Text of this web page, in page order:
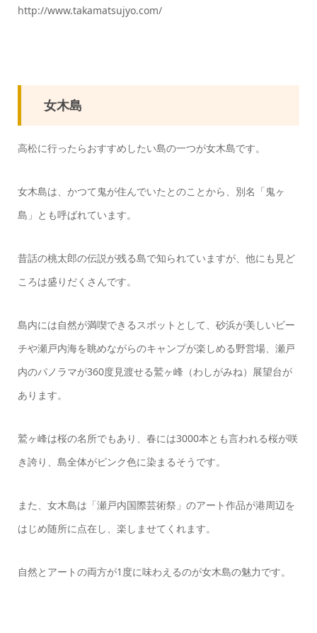
http://www.takamatsujyo.com/
女木島
高松に行ったらおすすめしたい島の一つが女木島です。
女木島は、かつて鬼が住んでいたとのことから、別名「鬼ヶ
島」とも呼ばれています。
昔話の桃太郎の伝説が残る島で知られていますが、他にも見ど
ころは盛りだくさんです。
島内には自然が満喫できるスポットとして、砂浜が美しいビー
チや瀬戸内海を眺めながらのキャンプが楽しめる野営場、瀬戸
内のパノラマが360度見渡せる鷲ヶ峰（わしがみね）展望台が
あります。
鷲ヶ峰は桜の名所でもあり、春には3000本とも言われる桜が咲
き誇り、島全体がピンク色に染まるそうです。
また、女木島は「瀬戸内国際芸術祭」のアート作品が港周辺を
はじめ随所に点在し、楽しませてくれます。
自然とアートの両方が1度に味わえるのが女木島の魅力です。